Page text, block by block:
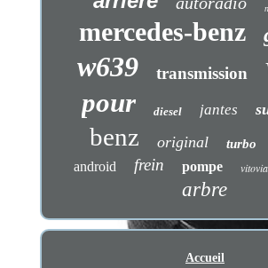
mercedes-benz
w639 transmission
pour diesel jantes
benz original turbo
android frein pompe
arbre
Accueil